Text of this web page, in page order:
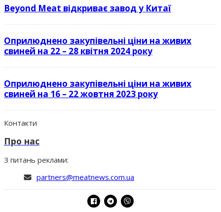
Beyond Meat відкриває завод у Китаї
Оприлюднено закупівельні ціни на живих
свиней на 22 – 28 квітня 2024 року
Оприлюднено закупівельні ціни на живих
свиней на 16 – 22 жовтня 2023 року
Контакти
Про нас
З питань реклами:
partners@meatnews.com.ua